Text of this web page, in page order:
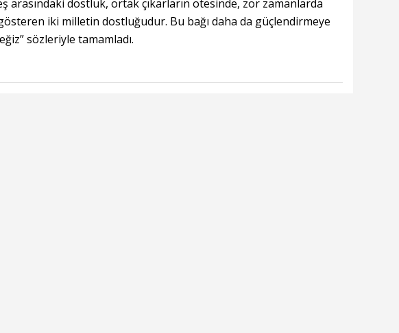
arasındaki dostluk, ortak çıkarların ötesinde, zor zamanlarda
iki milletin dostluğudur. Bu bağı daha da güçlendirmeye
sözleriyle tamamladı.